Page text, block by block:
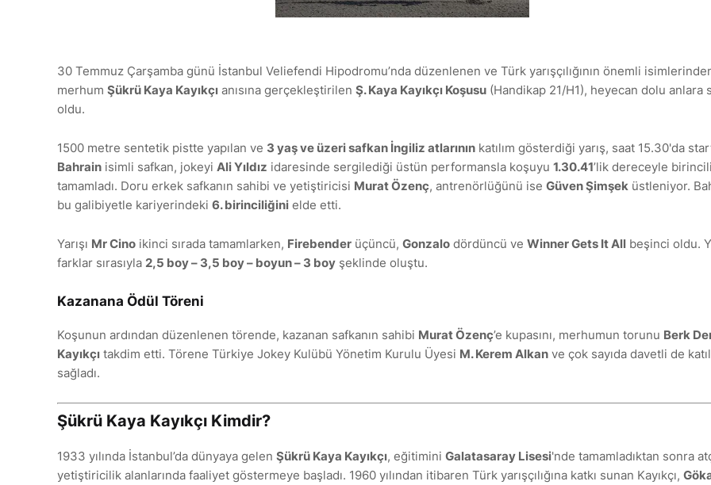
30 Temmuz Çarşamba günü İstanbul Veliefendi Hipodromu’nda düzenlenen ve Türk yarışçılığının önemli
merhum Şükrü Kaya Kayıkçı anısına gerçekleştirilen Ş. Kaya Kayıkçı Koşusu (Handikap 21/H1), heyecan dolu anlara
oldu.
1500 metre sentetik pistte yapılan ve 3 yaş ve üzeri safkan İngiliz atlarının katılım gösterdiği yarış, saat 15.30'da
Bahrain isimli safkan, jokeyi Ali Yıldız idaresinde sergilediği üstün performansla koşuyu 1.30.41’lik dereceyle
tamamladı. Doru erkek safkanın sahibi ve yetiştiricisi Murat Özenç, antrenörlüğünü ise Güven Şimşek üstleniyor.
bu galibiyetle kariyerindeki 6. birinciliğini elde etti.
Yarışı Mr Cino ikinci sırada tamamlarken, Firebender üçüncü, Gonzalo dördüncü ve Winner Gets It All beşinci oldu.
farklar sırasıyla 2,5 boy – 3,5 boy – boyun – 3 boy şeklinde oluştu.
Kazanana Ödül Töreni
Koşunun ardından düzenlenen törende, kazanan safkanın sahibi Murat Özenç’e kupasını, merhumun torunu Berk
Kayıkçı takdim etti. Törene Türkiye Jokey Kulübü Yönetim Kurulu Üyesi M. Kerem Alkan ve çok sayıda davetli de
sağladı.
Şükrü Kaya Kayıkçı Kimdir?
1933 yılında İstanbul’da dünyaya gelen Şükrü Kaya Kayıkçı, eğitimini Galatasaray Lisesi'nde tamamladıktan sonra
yetiştiricilik alanlarında faaliyet göstermeye başladı. 1960 yılından itibaren Türk yarışçılığına katkı sunan Kayıkçı,